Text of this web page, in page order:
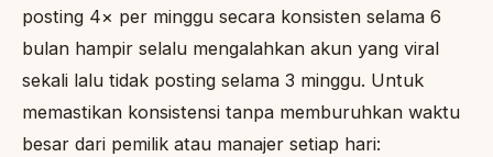
posting 4× per minggu secara konsisten selama 6
bulan hampir selalu mengalahkan akun yang viral
sekali lalu tidak posting selama 3 minggu. Untuk
memastikan konsistensi tanpa memburuhkan waktu
besar dari pemilik atau manajer setiap hari: